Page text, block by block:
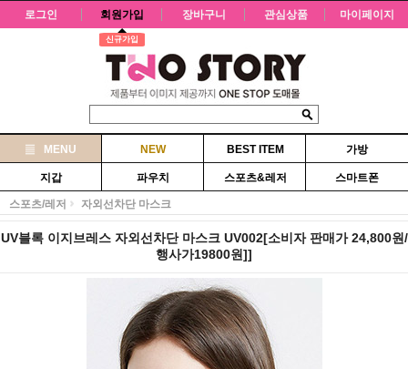
로그인 회원가입
신규가입
장바구니 관심상품 마이페이지
MENU NEW BEST ITEM 가방
지갑 파우치 스포츠&레저 스마트폰
스포츠/레저 자외선차단 마스크
UV블록 이지브레스 자외선차단 마스크 UV002[소비자 판매가 24,800원/
행사가19800원]]